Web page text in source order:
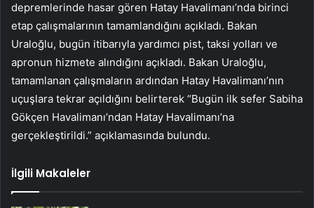
depremlerinde hasar gören Hatay Havalimanı’nda birinci
etap çalışmalarının tamamlandığını açıkladı. Bakan
Uraloğlu, bugün itibarıyla yardımcı pist, taksi yolları ve
apronun hizmete alındığını açıkladı. Bakan Uraloğlu,
tamamlanan çalışmaların ardından Hatay Havalimanı’nın
uçuşlara tekrar açıldığını belirterek “Bugün ilk sefer Sabiha
Gökçen Havalimanı’ndan Hatay Havalimanı’na
gerçekleştirildi.” açıklamasında bulundu.
İlgili Makaleler